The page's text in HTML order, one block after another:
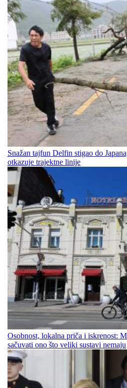
Snažan tajfun Delfin stigao do
otkazuje trajektne linije
Osobnost, lokalna priča i iskrenost:
sačuvati ono što veliki sustavi nemaju